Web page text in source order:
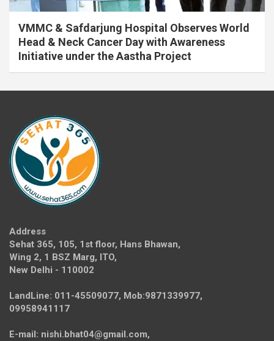
VMMC & Safdarjung Hospital Observes World
Head & Neck Cancer Day with Awareness
Initiative under the Aastha Project
Address
Sehat 365, 105, 1st floor, Hans Bhawan,
Wing 2, 1 BSZ Marg, ITO,
New Delhi - 110002
LandLine: 011-45509077, Mob:9871339977,
09958941117
E-mail: nishi.bhat04@gmail.com,